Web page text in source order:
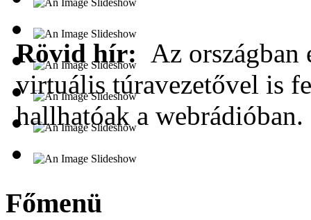
Rövid hír: Az
virtuális túravezetővel is
hallhatóak a webrádióban.
Főmenü